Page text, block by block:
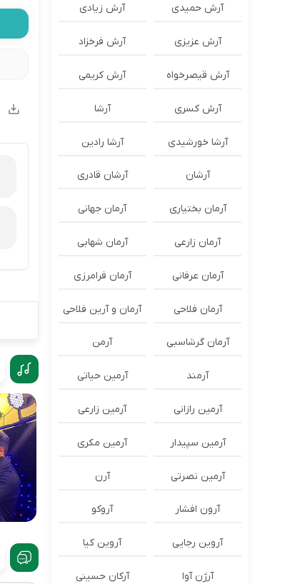
آرش حمیدی آرش زیادی
آرش عزیزی آرش فرخزاد
آرش قیصرخواه آرش کریمی
آرش کسری آرشا
آرشا خورشیدی آرشا رادین
آرشان آرشان قادری
آرمان بختیاری آرمان جهانی
آرمان زارعی آرمان شهابی
آرمان عرفانی آرمان فرامرزی
آرمان فلاحی آرمان و آرین فلاحی
آرمان گرشاسبی آرمن
آرمند آرمین حیاتی
آرمین رازانی آرمین زارعی
آرمین سپیدار آرمین مکری
آرمین نصرتی آرن
آرون افشار آروکو
آروین رجایی آروین کیا
آرژن آوا آرکان حسینی